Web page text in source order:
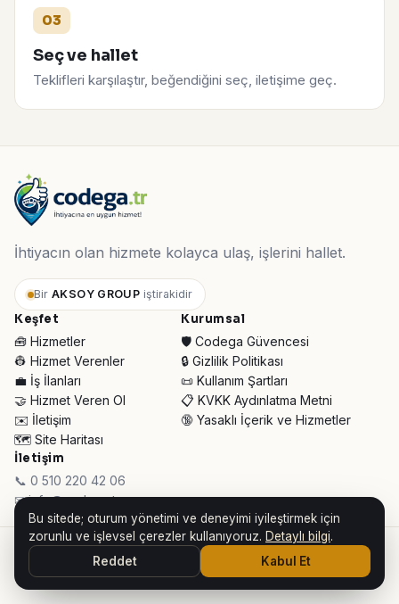
03
Seç ve hallet
Teklifleri karşılaştır, beğendiğini seç, iletişime geç.
İhtiyacın olan hizmete kolayca ulaş, işlerini hallet.
Bir AKSOY GROUP iştirakidir
Keşfet
🧰 Hizmetler
👷 Hizmet Verenler
💼 İş İlanları
🤝 Hizmet Veren Ol
✉️ İletişim
🗺️ Site Haritası
Kurumsal
🛡️ Codega Güvencesi
🔒 Gizlilik Politikası
📜 Kullanım Şartları
📋 KVKK Aydınlatma Metni
🔞 Yasaklı İçerik ve Hizmetler
İletişim
📞 0 510 220 42 06
✉ info@codega.tr
© 2026 Codega Hizmet Pazaryeri ·
AKSOY GROUP iştirakidir
👥 Toplam Ziyaretçi:30.765 · Bugün:135
Bu sitede; oturum yönetimi ve deneyimi iyileştirmek için
zorunlu ve işlevsel çerezler kullanıyoruz. Detaylı bilgi.
Reddet
Kabul Et